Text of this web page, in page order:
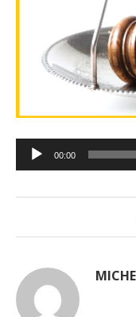
Lecteur
audio
00:00